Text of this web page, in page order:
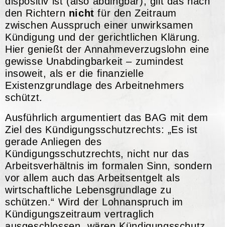
den Richtern nicht für den Zeitraum
zwischen Ausspruch einer unwirksamen
Kündigung und der gerichtlichen Klärung.
Hier genießt der Annahmeverzugslohn eine
gewisse Unabdingbarkeit – zumindest
insoweit, als er die finanzielle
Existenzgrundlage des Arbeitnehmers
schützt.
Ausführlich argumentiert das BAG mit dem
Ziel des Kündigungsschutzrechts: „Es ist
gerade Anliegen des
Kündigungsschutzrechts, nicht nur das
Arbeitsverhältnis im formalen Sinn, sondern
vor allem auch das Arbeitsentgelt als
wirtschaftliche Lebensgrundlage zu
schützen.“ Wird der Lohnanspruch im
Kündigungszeitraum vertraglich